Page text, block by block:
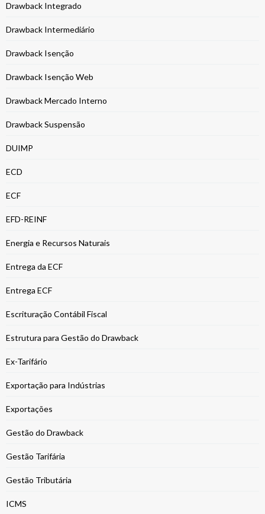
Drawback Integrado
Drawback Intermediário
Drawback Isenção
Drawback Isenção Web
Drawback Mercado Interno
Drawback Suspensão
DUIMP
ECD
ECF
EFD-REINF
Energia e Recursos Naturais
Entrega da ECF
Entrega ECF
Escrituração Contábil Fiscal
Estrutura para Gestão do Drawback
Ex-Tarifário
Exportação para Indústrias
Exportações
Gestão do Drawback
Gestão Tarifária
Gestão Tributária
ICMS